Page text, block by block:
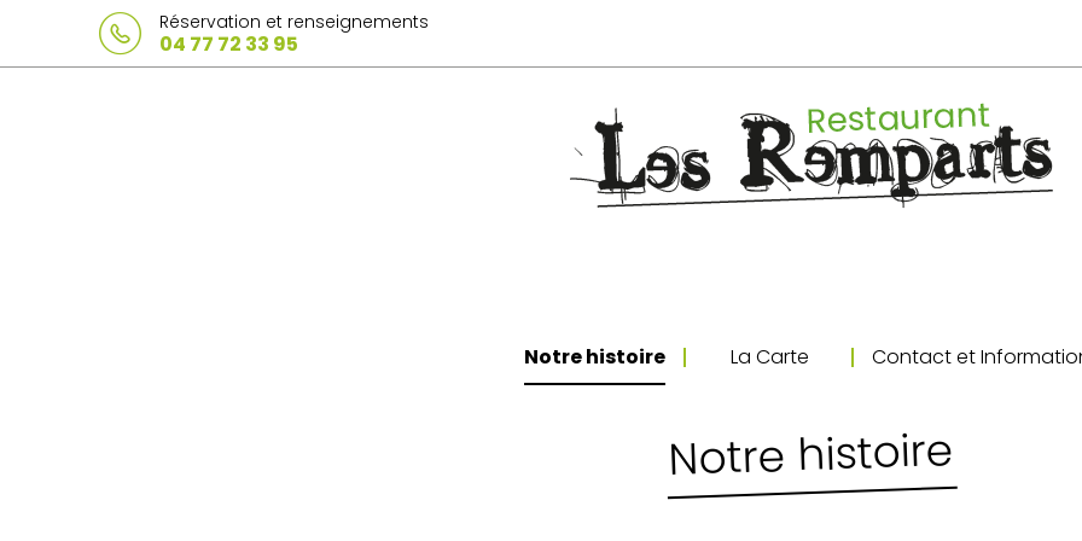
Réservation et renseignements
04 77 72 33 95
Notre histoire La Carte Contact et
Notre histoire